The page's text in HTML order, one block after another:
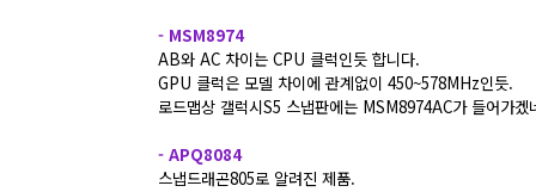
- MSM8974
AB와 AC 차이는 CPU 클럭인듯 합니다.
GPU 클럭은 모델 차이에 관계없이 450~578MHz인듯.
로드맵상 갤럭시S5 스냅판에는 MSM8974AC가 들어가겠
- APQ8084
스냅드래곤805로 알려진 제품.